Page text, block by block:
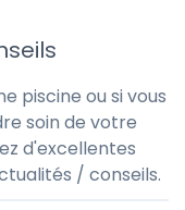
piscine ou si vous
soin de votre
d'excellentes
/ conseils.